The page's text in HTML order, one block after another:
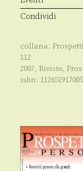
Condividi
collana:
112
2007, Riviste,
isbn: